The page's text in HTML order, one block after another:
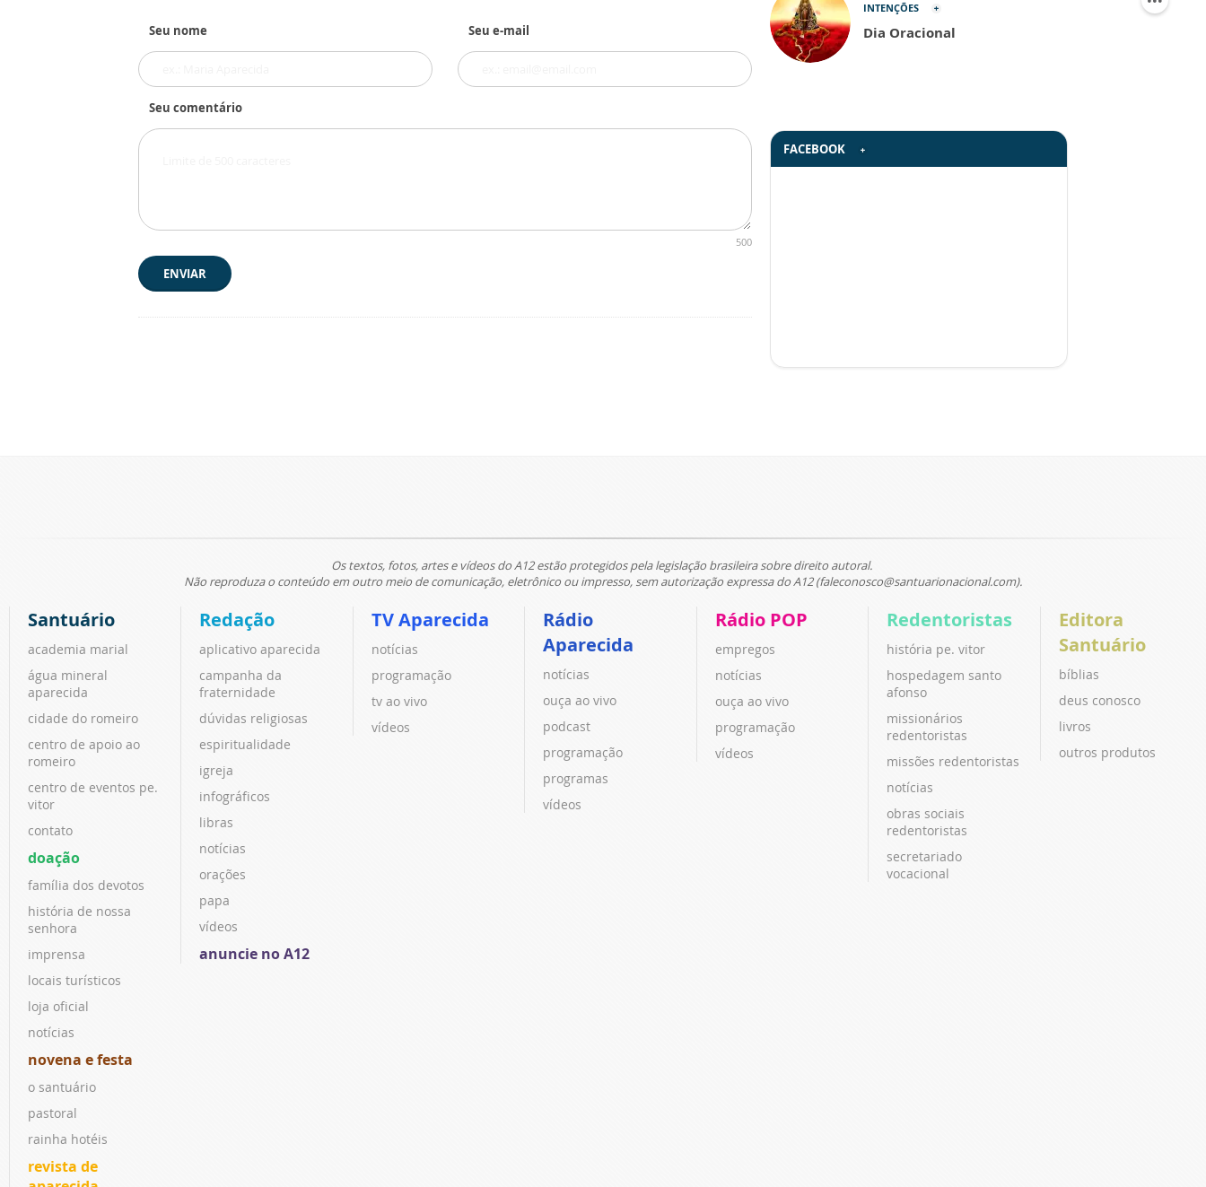
Seu nome Seu e-mail
Seu comentário
500
ENVIAR
INTENÇÕES
Dia Oracional
FACEBOOK
Os textos, fotos, artes e vídeos do A12 estão protegidos pela legislação brasileira sobre direito autoral.
Não reproduza o conteúdo em outro meio de comunicação, eletrônico ou impresso, sem autorização expressa do A12 (faleconosco@santuarionacional.com).
Santuário
academia marial
água mineral
aparecida
cidade do romeiro
centro de apoio ao
romeiro
centro de eventos pe.
vitor
contato
doação
família dos devotos
história de nossa
senhora
imprensa
locais turísticos
loja oficial
notícias
novena e festa
o santuário
pastoral
rainha hotéis
revista de
Redação
aplicativo aparecida
campanha da
fraternidade
dúvidas religiosas
espiritualidade
igreja
infográficos
libras
notícias
orações
papa
vídeos
anuncie no A12
TV Aparecida
notícias
programação
tv ao vivo
vídeos
Rádio
Aparecida
notícias
ouça ao vivo
podcast
programação
programas
vídeos
Rádio POP
empregos
notícias
ouça ao vivo
programação
vídeos
Redentoristas
história pe. vitor
hospedagem santo
afonso
missionários
redentoristas
missões redentoristas
notícias
obras sociais
redentoristas
secretariado
vocacional
Editora
Santuário
bíblias
deus conosco
livros
outros produtos